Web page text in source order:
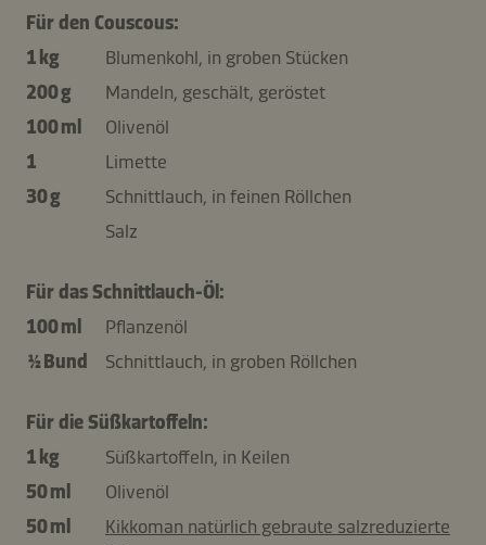
Für den Couscous:
1 kg
Blumenkohl, in groben Stücken
200 g
Mandeln, geschält, geröstet
100 ml
Olivenöl
1
Limette
30 g
Schnittlauch, in feinen Röllchen
Salz
Für das Schnittlauch-Öl:
100 ml
Pflanzenöl
½ Bund
Schnittlauch, in groben Röllchen
Für die Süßkartoffeln:
1 kg
Süßkartoffeln, in Keilen
50 ml
Olivenöl
50 ml
Kikkoman natürlich gebraute salzreduzierte